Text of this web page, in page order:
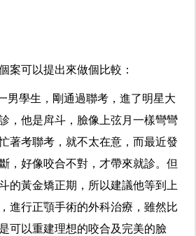
案可以提出來做個比較：
男學生，剛通過聯考，進了明星大
，他是戽斗，臉像上弦月一樣彎彎
著考聯考，就不太在意，而最近發
，好像咬合不對，才帶來就診。但
的黃金矯正期，所以建議他等到上
進行正顎手術的外科治療，雖然比
可以重建理想的咬合及完美的臉